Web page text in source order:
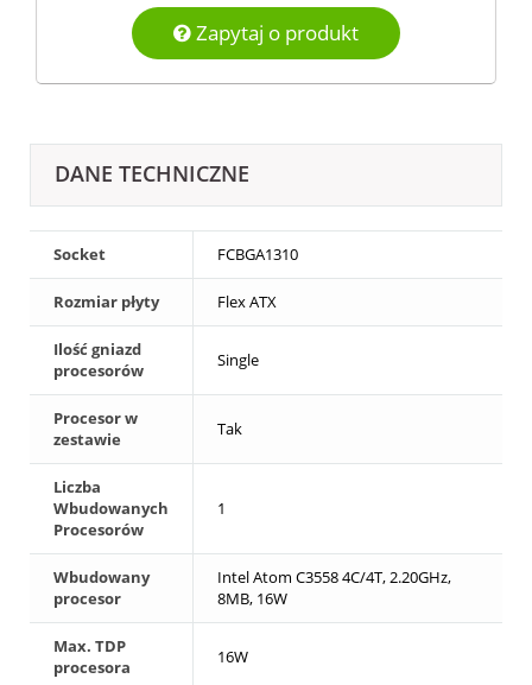
Zapytaj o produkt
DANE TECHNICZNE
Socket FCBGA1310
Rozmiar płyty Flex ATX
Ilość gniazd
procesorów
Single
Procesor w
zestawie
Tak
Liczba
Wbudowanych
Procesorów
1
Wbudowany
procesor
Intel Atom C3558 4C/4T, 2.20GHz,
8MB, 16W
Max. TDP
procesora
16W